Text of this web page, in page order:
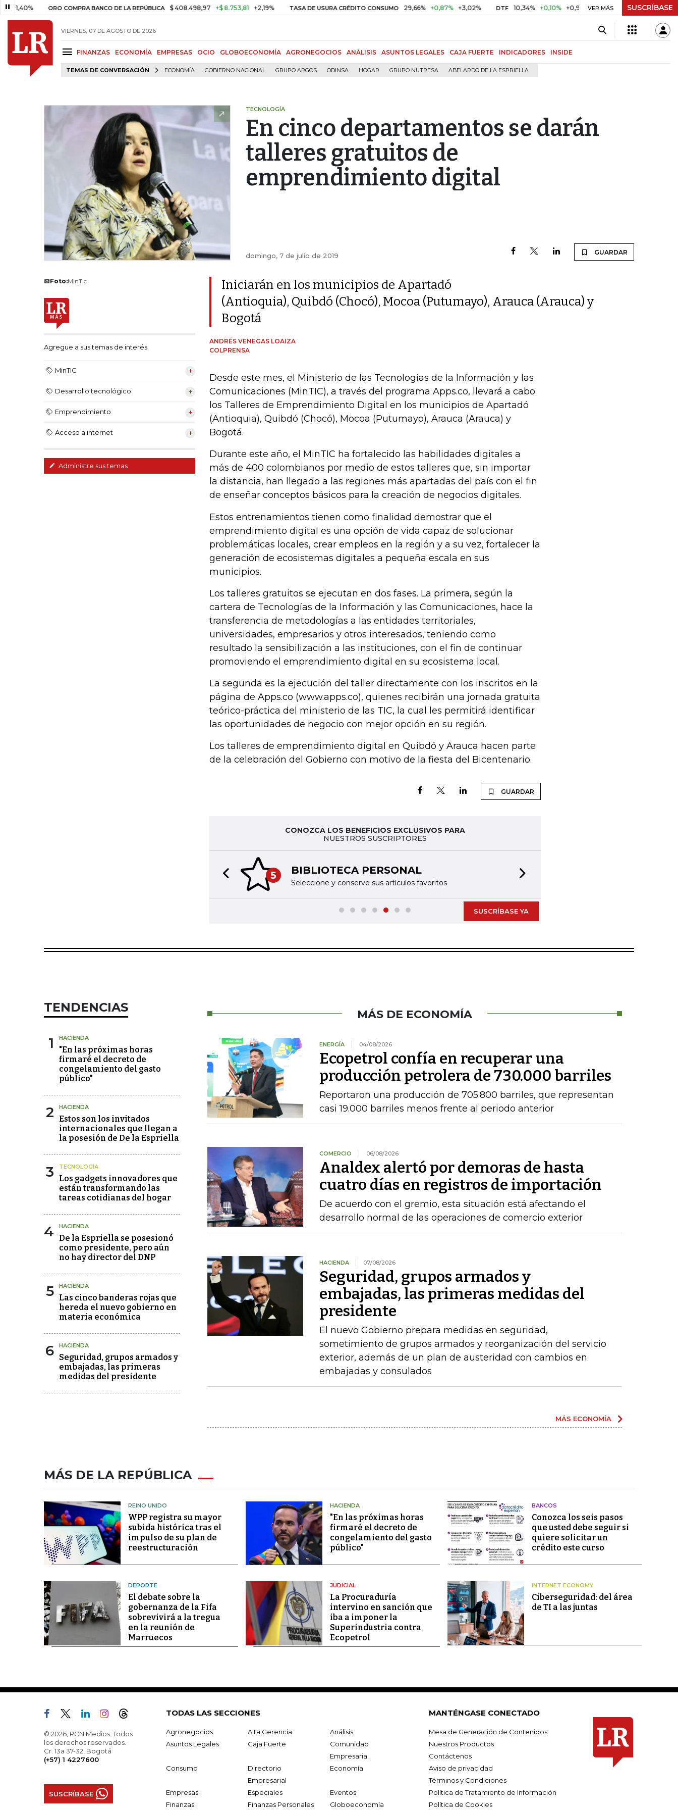
ORO COMPRA BANCO DE LA REPÚBLICA $ 408.498,97 +$ 8.753,81 +2,19% TASA DE USURA CRÉDITO CONSUMO 29,66% +0,87% +3,02% DTF 10,34% +0,10% +0,98% UVR $ 416,96 +$ 0,05 +0,01%
VER MÁS SUSCRÍBASE
VIERNES, 07 DE AGOSTO DE 2026
FINANZAS ECONOMÍA EMPRESAS OCIO GLOBOECONOMÍA AGRONEGOCIOS ANÁLISIS ASUNTOS LEGALES CAJA FUERTE INDICADORES INSIDE
TEMAS DE CONVERSACIÓN ECONOMÍA GOBIERNO NACIONAL GRUPO ARGOS ODINSA HOGAR GRUPO NUTRESA ABELARDO DE LA ESPRIELLA
TECNOLOGÍA
En cinco departamentos se darán
talleres gratuitos de
emprendimiento digital
domingo, 7 de julio de 2019 GUARDAR
Foto:MinTic
Agregue a sus temas de interés
MinTIC
Desarrollo tecnológico
Emprendimiento
Acceso a internet
Administre sus temas
Iniciarán en los municipios de Apartadó
(Antioquia), Quibdó (Chocó), Mocoa (Putumayo), Arauca (Arauca) y
Bogotá
ANDRÉS VENEGAS LOAIZA
COLPRENSA
Desde este mes, el Ministerio de las Tecnologías de la Información y las
Comunicaciones (MinTIC), a través del programa Apps.co, llevará a cabo
los Talleres de Emprendimiento Digital en los municipios de Apartadó
(Antioquia), Quibdó (Chocó), Mocoa (Putumayo), Arauca (Arauca) y
Bogotá.
Durante este año, el MinTIC ha fortalecido las habilidades digitales a
más de 400 colombianos por medio de estos talleres que, sin importar
la distancia, han llegado a las regiones más apartadas del país con el fin
de enseñar conceptos básicos para la creación de negocios digitales.
Estos entrenamientos tienen como finalidad demostrar que el
emprendimiento digital es una opción de vida capaz de solucionar
problemáticas locales, crear empleos en la región y a su vez, fortalecer la
generación de ecosistemas digitales a pequeña escala en sus
municipios.
Los talleres gratuitos se ejecutan en dos fases. La primera, según la
cartera de Tecnologías de la Información y las Comunicaciones, hace la
transferencia de metodologías a las entidades territoriales,
universidades, empresarios y otros interesados, teniendo como
resultado la sensibilización a las instituciones, con el fin de continuar
promoviendo el emprendimiento digital en su ecosistema local.
La segunda es la ejecución del taller directamente con los inscritos en la
página de Apps.co (www.apps.co), quienes recibirán una jornada gratuita
teórico-práctica del ministerio de las TIC, la cual les permitirá identificar
las oportunidades de negocio con mejor opción en su región.
Los talleres de emprendimiento digital en Quibdó y Arauca hacen parte
de la celebración del Gobierno con motivo de la fiesta del Bicentenario.
GUARDAR
CONOZCA LOS BENEFICIOS EXCLUSIVOS PARA
NUESTROS SUSCRIPTORES
5 BIBLIOTECA PERSONAL
Seleccione y conserve sus artículos favoritos
Previous slide
SUSCRÍBASE YA
TENDENCIAS
1 HACIENDA
"En las próximas horas
firmaré el decreto de
congelamiento del gasto
público"
2 HACIENDA
Estos son los invitados
internacionales que llegan a
la posesión de De la Espriella
3 TECNOLOGÍA
Los gadgets innovadores que
están transformando las
tareas cotidianas del hogar
4 HACIENDA
De la Espriella se posesionó
como presidente, pero aún
no hay director del DNP
5 HACIENDA
Las cinco banderas rojas que
hereda el nuevo gobierno en
materia económica
6 HACIENDA
Seguridad, grupos armados y
embajadas, las primeras
medidas del presidente
MÁS DE ECONOMÍA
ENERGÍA 04/08/2026
Ecopetrol confía en recuperar una
producción petrolera de 730.000 barriles
Reportaron una producción de 705.800 barriles, que representan
casi 19.000 barriles menos frente al periodo anterior
COMERCIO 06/08/2026
Analdex alertó por demoras de hasta
cuatro días en registros de importación
De acuerdo con el gremio, esta situación está afectando el
desarrollo normal de las operaciones de comercio exterior
HACIENDA 07/08/2026
Seguridad, grupos armados y
embajadas, las primeras medidas del
presidente
El nuevo Gobierno prepara medidas en seguridad,
sometimiento de grupos armados y reorganización del servicio
exterior, además de un plan de austeridad con cambios en
embajadas y consulados
MÁS ECONOMÍA
MÁS DE LA REPÚBLICA
REINO UNIDO
WPP registra su mayor
subida histórica tras el
impulso de su plan de
reestructuración
HACIENDA
"En las próximas horas
firmaré el decreto de
congelamiento del gasto
público"
BANCOS
Conozca los seis pasos
que usted debe seguir si
quiere solicitar un
crédito este curso
DEPORTE
El debate sobre la
gobernanza de la Fifa
sobrevivirá a la tregua
en la reunión de
Marruecos
JUDICIAL
La Procuraduría
intervino en sanción que
iba a imponer la
Superindustria contra
Ecopetrol
INTERNET ECONOMY
Ciberseguridad: del área
de TI a las juntas
© 2026, RCN Medios. Todos
los derechos reservados.
Cr. 13a 37-32, Bogotá
(+57) 1 4227600
SUSCRÍBASE
TODAS LAS SECCIONES
Agronegocios Alta Gerencia
Análisis
Asuntos Legales
Caja Fuerte
Comunidad
Empresarial
Consumo
Directorio
Empresarial
Economía
Empresas Especiales
Eventos
Finanzas
Finanzas Personales Globoeconomía
MANTÉNGASE CONECTADO
Mesa de Generación de Contenidos
Nuestros Productos
Contáctenos
Aviso de privacidad
Términos y Condiciones
Política de Tratamiento de Información
Política de Cookies